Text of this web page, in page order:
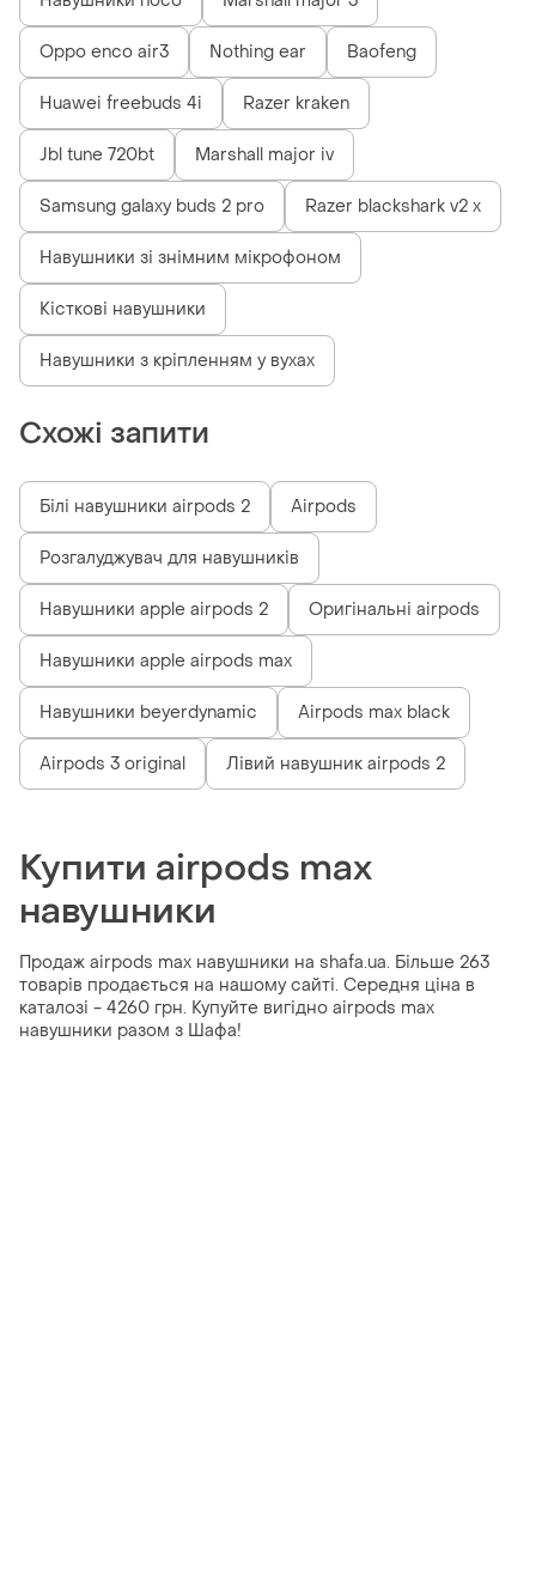
Oppo enco air3 Nothing ear Baofeng
Huawei freebuds 4i Razer kraken
Jbl tune 720bt Marshall major iv
Samsung galaxy buds 2 pro Razer blackshark v2 x
Навушники зі знімним мікрофоном
Кісткові навушники
Навушники з кріпленням у вухах
Схожі запити
Білі навушники airpods 2 Airpods
Розгалуджувач для навушників
Навушники apple airpods 2 Оригінальні airpods
Навушники apple airpods max
Навушники beyerdynamic Airpods max black
Airpods 3 original Лівий навушник airpods 2
Купити airpods max
навушники
Продаж airpods max навушники на shafa.ua. Більше 263
товарів продається на нашому сайті. Середня ціна в
каталозі - 4260 грн. Купуйте вигідно airpods max
навушники разом з Шафа!